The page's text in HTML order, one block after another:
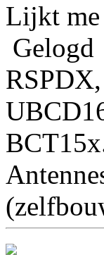
Lijkt me
Gelogd